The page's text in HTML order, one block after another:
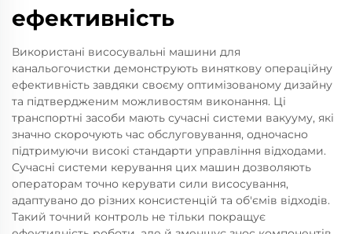
ефективність
Використані висосувальні машини для
канальогочистки демонструють виняткову операційну
ефективність завдяки своєму оптимізованому дизайну
та підтвердженим можливостям виконання. Ці
транспортні засоби мають сучасні системи вакууму, які
значно скорочують час обслуговування, одночасно
підтримуючи високі стандарти управління відходами.
Сучасні системи керування цих машин дозволяють
операторам точно керувати сили висосування,
адаптувано до різних консистенцій та об'ємів відходів.
Такий точний контроль не тільки покращує